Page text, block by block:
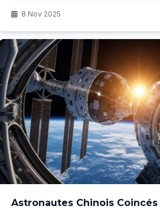
8 Nov 2025
Astronautes Chinois Coincés